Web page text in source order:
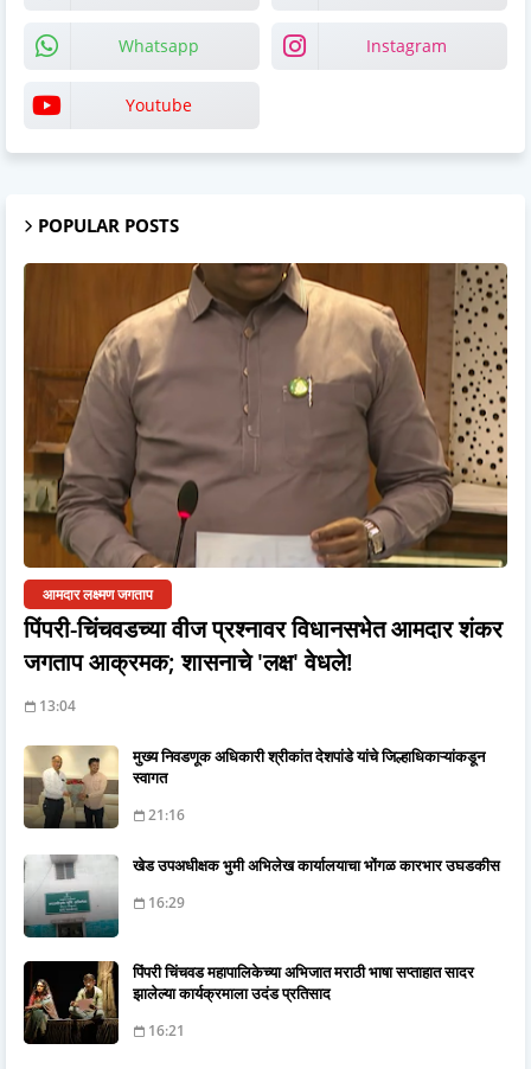
Whatsapp Instagram
Youtube
POPULAR POSTS
आमदार लक्ष्मण जगताप
पिंपरी-चिंचवडच्या वीज प्रश्नावर विधानसभेत आमदार शंकर
जगताप आक्रमक; शासनाचे 'लक्ष' वेधले!
13:04
मुख्य निवडणूक अधिकारी श्रीकांत देशपांडे यांचे जिल्हाधिकाऱ्यांकडून
स्वागत
21:16
खेड उपअधीक्षक भुमी अभिलेख कार्यालयाचा भोंगळ कारभार उघडकीस
16:29
पिंपरी चिंचवड महापालिकेच्या अभिजात मराठी भाषा सप्ताहात सादर
झालेल्या कार्यक्रमाला उदंड प्रतिसाद
16:21